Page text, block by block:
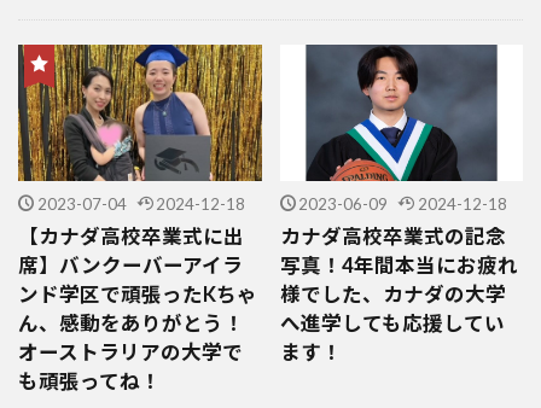
カナダ中学・高校留学
カナダ親子留学・教育移住
体験談（カナダ高校留学・親子移住）
カナダ留学カウンセリング内容実例集
2023-07-04 2024-12-18
【カナダ高校卒業式に出
席】バンクーバーアイラ
ンド学区で頑張ったKちゃ
ん、感動をありがとう！
オーストラリアの大学で
も頑張ってね！
2023-06-09 2024-12-18
カナダ高校卒業式の記念
写真！4年間本当にお疲れ
様でした、カナダの大学
へ進学しても応援してい
ます！